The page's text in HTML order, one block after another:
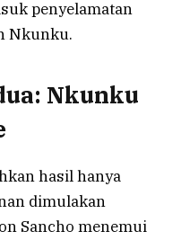
penyelamatan
Nkunku.
Nkunku
hasil hanya
dimulakan
Sancho menemui